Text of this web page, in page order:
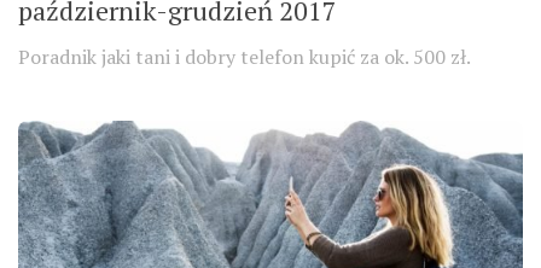
październik-grudzień 2017
Poradnik jaki tani i dobry telefon kupić za ok. 500 zł.